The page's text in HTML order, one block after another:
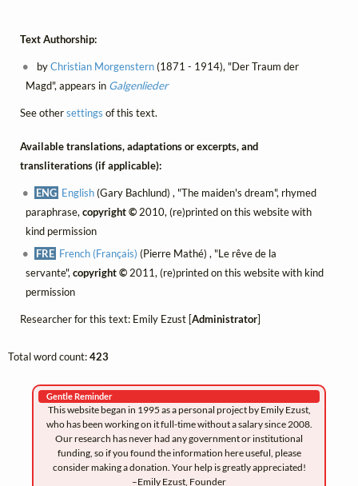
Text Authorship:
byChristian Morgenstern(1871 - 1914), "Der Traum der
Magd", appears in Galgenlieder
See othersettings of this text.
Available translations, adaptations or excerpts, and
transliterations (if applicable):
ENG English(Gary Bachlund) , "The maiden's dream", rhymed
paraphrase,copyright ©2010, (re)printed on this website with
kind permission
FRE French (Français) (Pierre Mathé) , "Le rêve de la
servante",copyright ©2011, (re)printed on this website with kind
permission
Researcher for this text: Emily Ezust [Administrator]
Total word count:423
Gentle Reminder
This website began in 1995 as a personal project by Emily Ezust,
who has been working on it full-time without a salary since 2008.
Our research has never had any government or institutional
funding, so if you found the information here useful, please
consider making a donation. Your help is greatly appreciated!
–Emily Ezust, Founder